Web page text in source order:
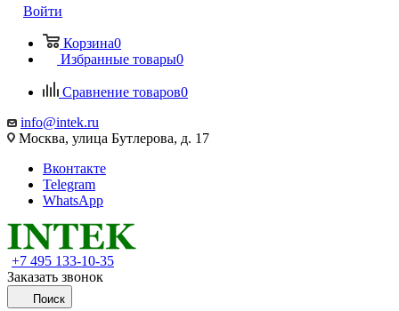
Войти
Корзина0
Избранные товары0
Сравнение товаров0
info@intek.ru
Москва, улица Бутлерова, д. 17
Вконтакте
Telegram
WhatsApp
+7 495 133-10-35
Заказать звонок
Поиск